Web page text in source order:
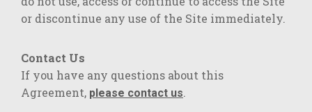
or discontinue any use of the Site immediately.
Contact Us
If you have any questions about this
Agreement, please contact us.